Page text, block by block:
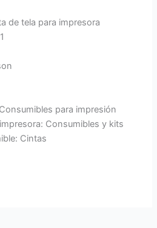
de tela para impresora
para impresión
Consumibles y kits
Cintas